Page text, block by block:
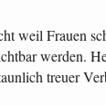
weil Frauen
werden.
treuer